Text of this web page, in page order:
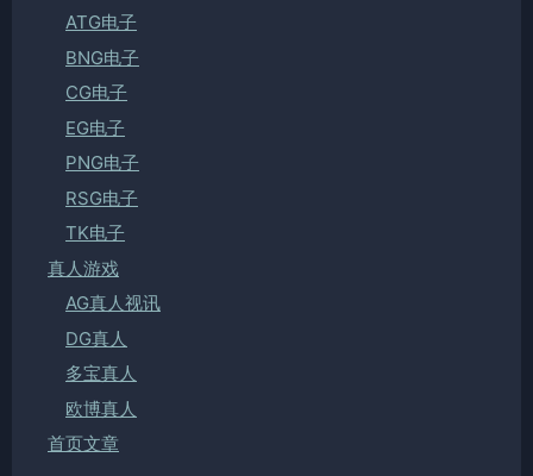
ATG电子
BNG电子
CG电子
EG电子
PNG电子
RSG电子
TK电子
真人游戏
AG真人视讯
DG真人
多宝真人
欧博真人
首页文章